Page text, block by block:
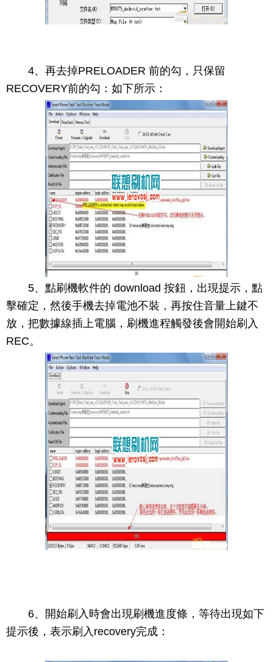
4、再去掉PRELOADER 前的勾，只保留
RECOVERY前的勾：如下所示：
5、點刷機軟件的 download 按鈕，出現提示，點
擊確定，然後手機去掉電池不裝，再按住音量上鍵不
放，把數據線插上電腦，刷機進程觸發後會開始刷入
REC。
6、開始刷入時會出現刷機進度條，等待出現如下
提示後，表示刷入recovery完成：